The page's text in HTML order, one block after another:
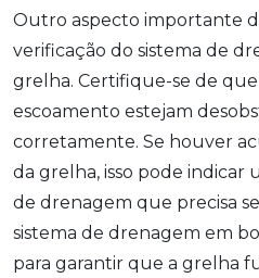
Outro aspecto importante
verificação do sistema de
grelha. Certifique-se de
escoamento estejam
corretamente. Se houver
da grelha, isso pode indicar
de drenagem que precisa
sistema de drenagem em
para garantir que a grelha